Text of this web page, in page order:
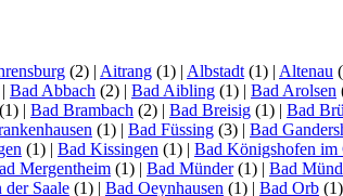
(2) | Aitrang (1) | Albstadt (1) | Altenau
| Bad Abbach (2) | Bad Aibling (1) | Bad Arolsen
(1) | Bad Brambach (2) | Bad Breisig (1) | Bad
(1) | Bad Füssing (3) | Bad
(1) | Bad Kissingen (1) | Bad Königshofen im
Mergentheim (1) | Bad Münder(1) | Bad
der Saale (1) | Bad Oeynhausen (1) | Bad Orb (1)